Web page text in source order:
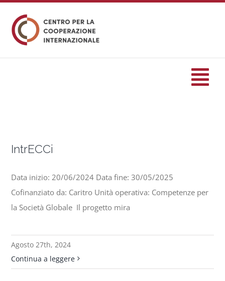
contenuto
formazione
Eventi
Progetti
IntrECCi
Data inizio: 20/06/2024 Data fine: 30/05/2025
Cofinanziato da: Caritro Unità operativa: Competenze per
la Società Globale Il progetto mira
Agosto 27th, 2024
Continua a leggere